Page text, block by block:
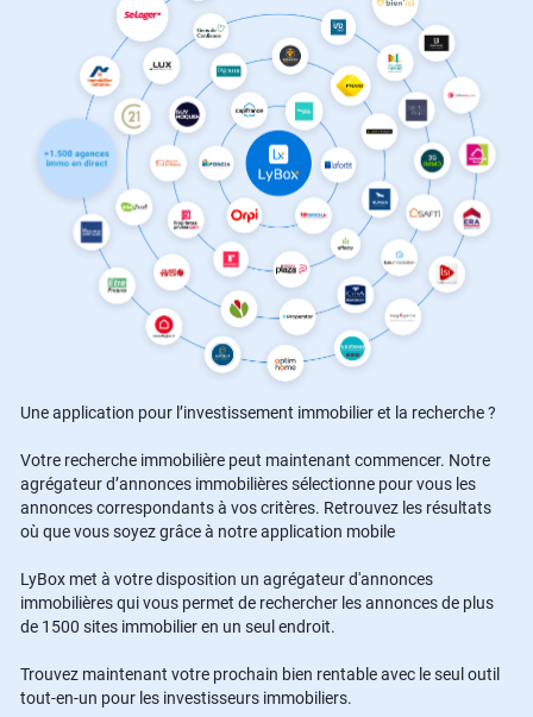
Une application pour l’investissement immobilier et la recherche ?
Votre recherche immobilière peut maintenant commencer. Notre
agrégateur d’annonces immobilières sélectionne pour vous les
annonces correspondants à vos critères. Retrouvez les résultats
où que vous soyez grâce à notre application mobile
LyBox met à votre disposition un agrégateur d'annonces
immobilières qui vous permet de rechercher les annonces de plus
de 1500 sites immobilier en un seul endroit.
Trouvez maintenant votre prochain bien rentable avec le seul outil
tout-en-un pour les investisseurs immobiliers.